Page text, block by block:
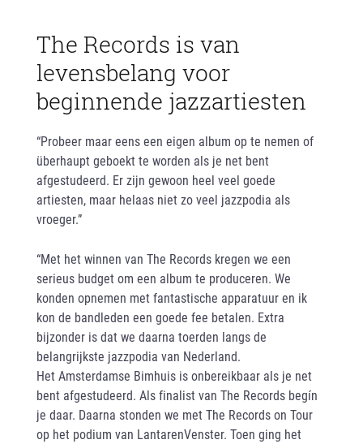
The Records is van
levensbelang voor
beginnende jazzartiesten
“Probeer maar eens een eigen album op te nemen of
überhaupt geboekt te worden als je net bent
afgestudeerd. Er zijn gewoon heel veel goede
artiesten, maar helaas niet zo veel jazzpodia als
vroeger.”
“Met het winnen van The Records kregen we een
serieus budget om een album te produceren. We
konden opnemen met fantastische apparatuur en ik
kon de bandleden een goede fee betalen. Extra
bijzonder is dat we daarna toerden langs de
belangrijkste jazzpodia van Nederland.
Het Amsterdamse Bimhuis is onbereikbaar als je net
bent afgestudeerd. Als finalist van The Records begín
je daar. Daarna stonden we met The Records on Tour
op het podium van LantarenVenster. Toen ging het